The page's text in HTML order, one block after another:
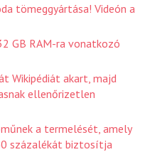
tömeggyártása! Videón a
GB RAM-ra vonatkozó
Wikipédiát akart, majd
ellenőrizetlen
a termelését, amely
százalékát biztosítja